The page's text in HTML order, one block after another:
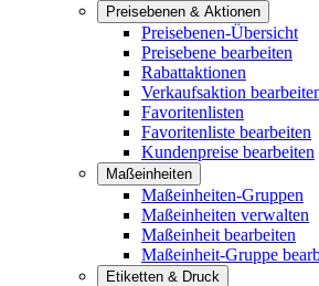
Preisebenen & Aktionen
Preisebenen-Übersicht
Preisebene bearbeiten
Rabattaktionen
Verkaufsaktion
Favoritenlisten
Favoritenliste bearbeiten
Kundenpreise bearbeiten
Maßeinheiten
Maßeinheiten-Gruppen
Maßeinheiten verwalten
Maßeinheit bearbeiten
Maßeinheit-Gruppe
Etiketten & Druck